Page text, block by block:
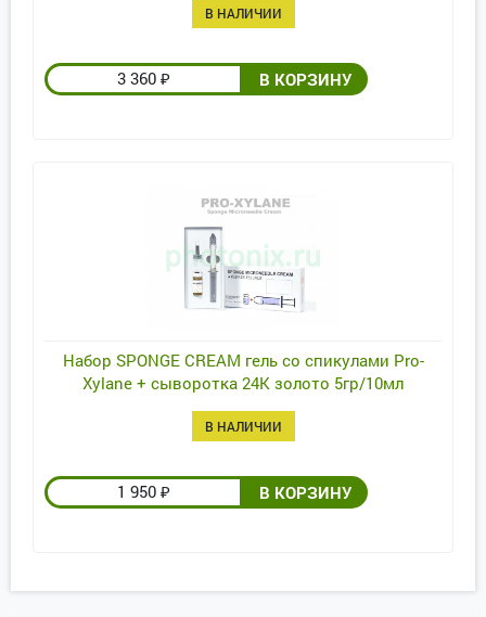
В НАЛИЧИИ
3 360 ₽
Набор SPONGE CREAM гель со спикулами Pro-
Xylane + сыворотка 24К золото 5гр/10мл
В НАЛИЧИИ
1 950 ₽